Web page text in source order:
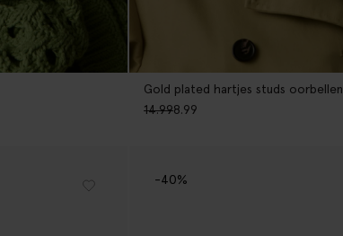
Gold plated hartjes studs oorbellen
14.998.99
-40%